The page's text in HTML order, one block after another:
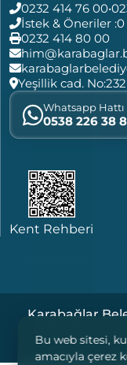
0232 414 76 00•
İstek & Öneriler :0
0232 414 80 00
Yeşillik cad.
Whatsapp Hattı
0538 226 38
Kent Rehberi
Karabağlar
Bu web sitesi,
amacıyla çerez